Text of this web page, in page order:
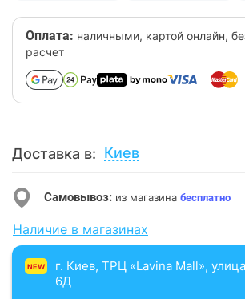
Оплата: наличными, картой онлайн,
расчет
Доставка в: Киев
Самовывоз: из магазина бесплатно
Наличие в магазинах
NEW
г. Киев, ТРЦ «Lavina Mall»,
6Д